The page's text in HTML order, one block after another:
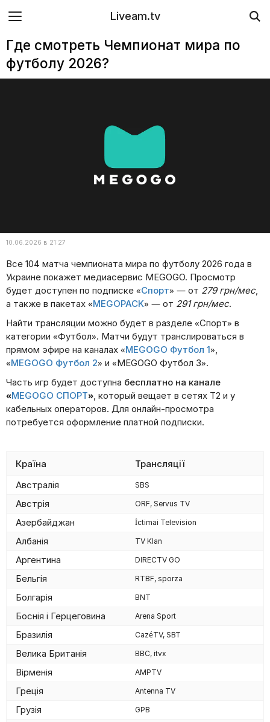
Liveam.tv
Где смотреть Чемпионат мира по
футболу 2026?
10.06.2026 в 21:27
Все 104 матча чемпионата мира по футболу 2026 года в
Украине покажет медиасервис MEGOGO. Просмотр
будет доступен по подписке «Спорт» — от 279 грн/мес,
а также в пакетах «MEGOPACK» — от 291 грн/мес.
Найти трансляции можно будет в разделе «Спорт» в
категории «Футбол». Матчи будут транслироваться в
прямом эфире на каналах «MEGOGO Футбол 1»,
«MEGOGO Футбол 2» и «MEGOGO Футбол 3».
Часть игр будет доступна бесплатно на канале
«MEGOGO СПОРТ», который вещает в сетях Т2 и у
кабельных операторов. Для онлайн-просмотра
потребуется оформление платной подписки.
Країна
Трансляції
Австралія
SBS
Австрія ORF, Servus TV
Азербайджан İctimai Television
Албанія TV Klan
Аргентина DIRECTV GO
Бельгія RTBF, sporza
Болгарія BNT
Боснія і Герцеговина Arena Sport
Бразилія CazéTV, SBT
Велика Британія BBC, itvx
Вірменія AMPTV
Греція Antenna TV
Грузія GPB